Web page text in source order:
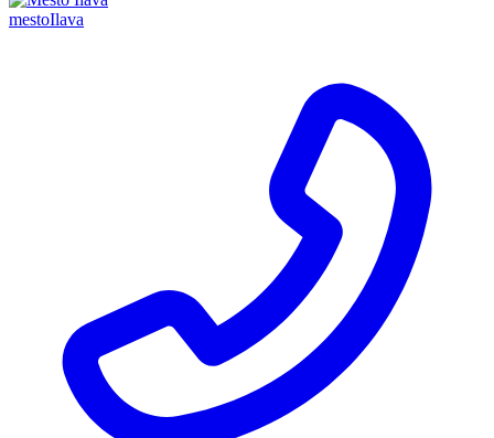
mestoIlava